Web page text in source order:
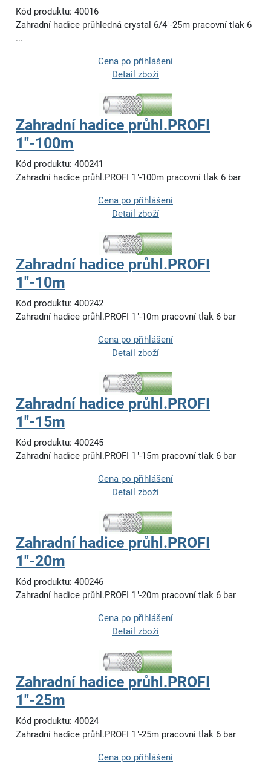
Kód produktu: 40016
Zahradní hadice průhledná crystal 6/4"-25m pracovní tlak 6
...
Cena po přihlášení
Detail zboží
Zahradní hadice průhl.PROFI
1"-100m
Kód produktu: 400241
Zahradní hadice průhl.PROFI 1"-100m pracovní tlak 6 bar
Cena po přihlášení
Detail zboží
Zahradní hadice průhl.PROFI
1"-10m
Kód produktu: 400242
Zahradní hadice průhl.PROFI 1"-10m pracovní tlak 6 bar
Cena po přihlášení
Detail zboží
Zahradní hadice průhl.PROFI
1"-15m
Kód produktu: 400245
Zahradní hadice průhl.PROFI 1"-15m pracovní tlak 6 bar
Cena po přihlášení
Detail zboží
Zahradní hadice průhl.PROFI
1"-20m
Kód produktu: 400246
Zahradní hadice průhl.PROFI 1"-20m pracovní tlak 6 bar
Cena po přihlášení
Detail zboží
Zahradní hadice průhl.PROFI
1"-25m
Kód produktu: 40024
Zahradní hadice průhl.PROFI 1"-25m pracovní tlak 6 bar
Cena po přihlášení